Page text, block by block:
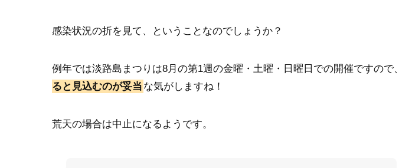
感染状況の折を見て、ということなのでしょうか？
例年では淡路島まつりは8月の第1週の金曜・土曜・日曜日での開催ですので、
ると見込むのが妥当 な気がしますね！
荒天の場合は中止になるようです。